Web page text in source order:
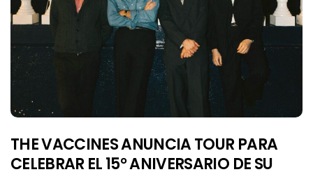
THE VACCINES ANUNCIA TOUR PARA
CELEBRAR EL 15° ANIVERSARIO DE SU